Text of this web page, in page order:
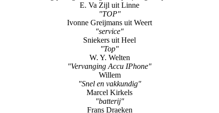
"superrrr fijne hulp"
Anneliet Vleeshouwers
"Erg prettig ontvangen en perfect geholpen!"
E. Va Zijl uit Linne
"TOP"
Ivonne Greijmans uit Weert
"service"
Sniekers uit Heel
"Top"
W. Y. Welten
"Vervanging Accu IPhone"
Willem